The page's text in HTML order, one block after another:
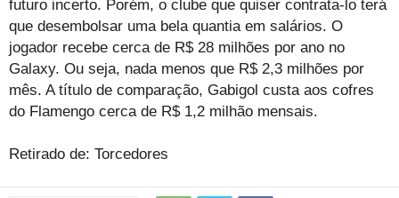
futuro incerto. Porém, o clube que quiser contrata-lo terá
que desembolsar uma bela quantia em salários. O
jogador recebe cerca de R$ 28 milhões por ano no
Galaxy. Ou seja, nada menos que R$ 2,3 milhões por
mês. A título de comparação, Gabigol custa aos cofres
do Flamengo cerca de R$ 1,2 milhão mensais.
Retirado de: Torcedores